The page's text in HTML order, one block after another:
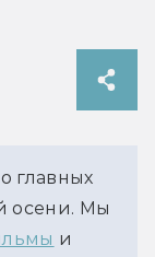
главных
осени. Мы
и